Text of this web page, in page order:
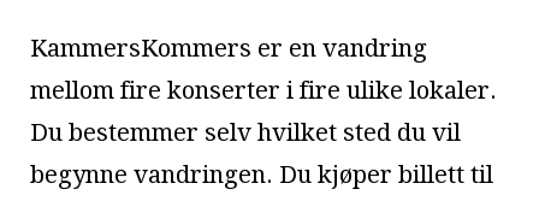
KammersKommers er en vandring
mellom fire konserter i fire ulike lokaler.
Du bestemmer selv hvilket sted du vil
begynne vandringen. Du kjøper billett til